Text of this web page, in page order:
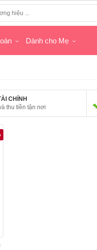
Dành cho Mẹ
CHÍNH
thu tiền tận nơi